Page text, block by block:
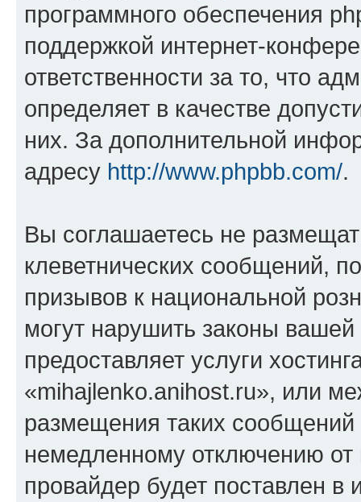
программного обеспечения
поддержкой интернет-
ответственности за то, что
определяет в качестве
них. За дополнительной
адресу http://www.phpbb.com/.
Вы соглашаетесь не
клеветнических сообщений,
призывов к национальной
могут нарушить законы
предоставляет услуги
«mihajlenko.anihost.ru», или
размещения таких
немедленному отключению
провайдер будет поставлен в